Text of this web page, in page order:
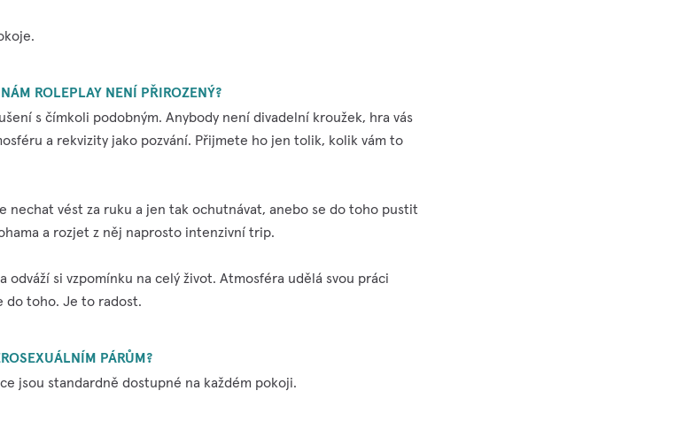
ROLEPLAY NENÍ PŘIROZENÝ?
s čímkoli podobným. Anybody není divadelní kroužek, hra vás
a rekvizity jako pozvání. Přijmete ho jen tolik, kolik vám to
nechat vést za ruku a jen tak ochutnávat, anebo se do toho pustit
a rozjet z něj naprosto intenzivní trip.
si vzpomínku na celý život. Atmosféra udělá svou práci
do toho. Je to radost.
PÁRŮM?
jsou standardně dostupné na každém pokoji.